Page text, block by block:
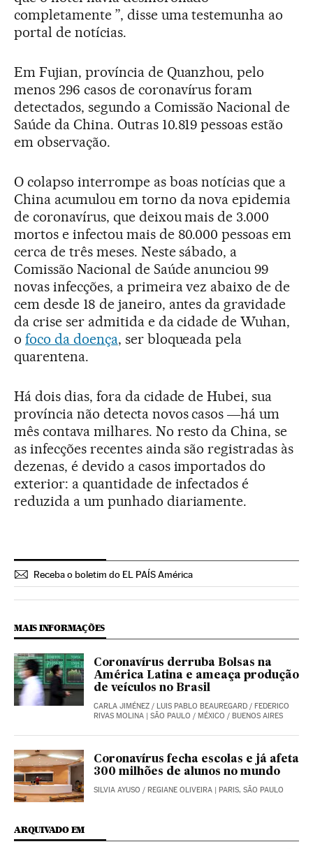
completamente ”, disse uma testemunha ao
portal de notícias.
Em Fujian, província de Quanzhou, pelo
menos 296 casos de coronavírus foram
detectados, segundo a Comissão Nacional de
Saúde da China. Outras 10.819 pessoas estão
em observação.
O colapso interrompe as boas notícias que a
China acumulou em torno da nova epidemia
de coronavírus, que deixou mais de 3.000
mortos e infectou mais de 80.000 pessoas em
cerca de três meses. Neste sábado, a
Comissão Nacional de Saúde anunciou 99
novas infecções, a primeira vez abaixo de de
cem desde 18 de janeiro, antes da gravidade
da crise ser admitida e da cidade de Wuhan,
o foco da doença, ser bloqueada pela
quarentena.
Há dois dias, fora da cidade de Hubei, sua
província não detecta novos casos ―há um
mês contava milhares. No resto da China, se
as infecções recentes ainda são registradas às
dezenas, é devido a casos importados do
exterior: a quantidade de infectados é
reduzida a um punhado diariamente.
Receba o boletim do EL PAÍS América
MAIS INFORMAÇÕES
Coronavírus derruba Bolsas na
América Latina e ameaça produção
de veículos no Brasil
CARLA JIMÉNEZ / LUIS PABLO BEAUREGARD / FEDERICO
RIVAS MOLINA | SÃO PAULO / MÉXICO / BUENOS AIRES
Coronavírus fecha escolas e já afeta
300 milhões de alunos no mundo
SILVIA AYUSO / REGIANE OLIVEIRA | PARIS, SÃO PAULO
ARQUIVADO EM